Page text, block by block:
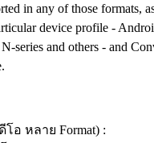
in any of those formats,
device profile -
series and others - and